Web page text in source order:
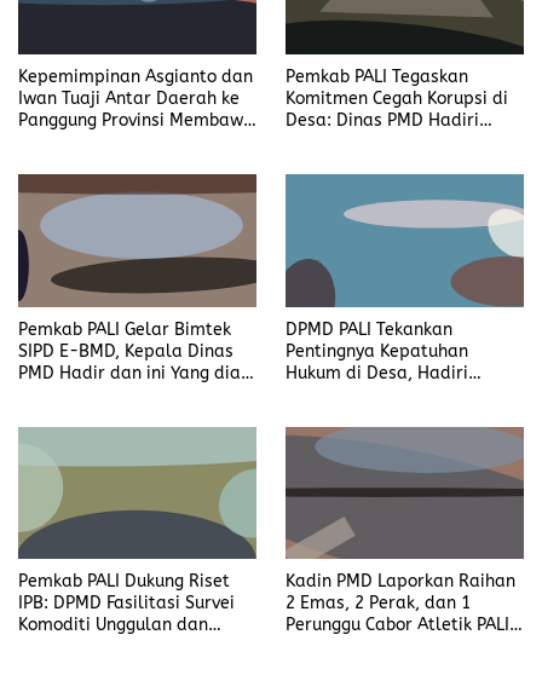
Kepemimpinan Asgianto dan
Iwan Tuaji Antar Daerah ke
Panggung Provinsi Membawa
Pemkab PALI Tegaskan
Komitmen Cegah Korupsi di
Desa: Dinas PMD Hadiri
Pemkab PALI Gelar Bimtek
SIPD E-BMD, Kepala Dinas
PMD Hadir dan ini Yang dia
DPMD PALI Tekankan
Pentingnya Kepatuhan
Hukum di Desa, Hadiri
Darat
Pemkab PALI Dukung Riset
IPB: DPMD Fasilitasi Survei
Komoditi Unggulan dan
Kadin PMD Laporkan Raihan
2 Emas, 2 Perak, dan 1
Perunggu Cabor Atletik PALI